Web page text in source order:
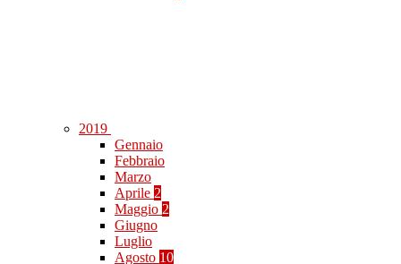
2019
Gennaio
Febbraio
Marzo
Aprile 2
Maggio 2
Giugno
Luglio
Agosto 10